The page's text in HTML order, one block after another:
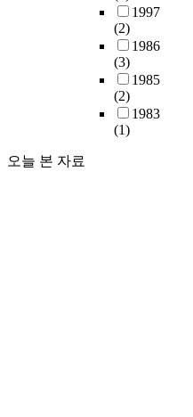
1997
(2)
1986
(3)
1985
(2)
1983
(1)
오늘 본 자료